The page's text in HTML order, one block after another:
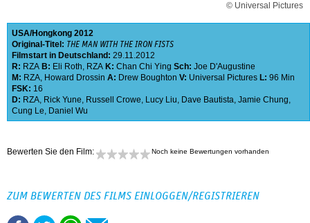
© Universal Pictures
USA Hongkong 2012
Original-Titel: THE MAN WITH THE IRON FISTS
Filmstart in Deutschland: 29.11.2012
R: RZA B: Eli Roth, RZA K: Chan Chi Ying Sch: Joe D'Augustine
M: RZA, Howard Drossin A: Drew Boughton V: Universal Pictures L: 96 Min
FSK: 16
D: RZA, Rick Yune, Russell Crowe, Lucy Liu, Dave Bautista, Jamie Chung,
Cung Le, Daniel Wu
Bewerten Sie den Film: Noch keine Bewertungen vorhanden
ZUM BEWERTEN DES FILMS EINLOGGEN/REGISTRIEREN